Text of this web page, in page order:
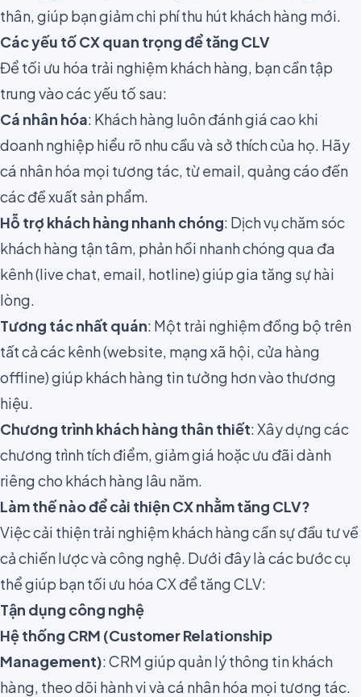
thân, giúp bạn giảm chi phí thu hút khách hàng mới.
Các yếu tố CX quan trọng để tăng CLV
Để tối ưu hóa trải nghiệm khách hàng, bạn cần tập
trung vào các yếu tố sau:
Cá nhân hóa: Khách hàng luôn đánh giá cao khi
doanh nghiệp hiểu rõ nhu cầu và sở thích của họ. Hãy
cá nhân hóa mọi tương tác, từ email, quảng cáo đến
các đề xuất sản phẩm.
Hỗ trợ khách hàng nhanh chóng: Dịch vụ chăm sóc
khách hàng tận tâm, phản hồi nhanh chóng qua đa
kênh (live chat, email, hotline) giúp gia tăng sự hài
lòng.
Tương tác nhất quán: Một trải nghiệm đồng bộ trên
tất cả các kênh (website, mạng xã hội, cửa hàng
offline) giúp khách hàng tin tưởng hơn vào thương
hiệu.
Chương trình khách hàng thân thiết: Xây dựng các
chương trình tích điểm, giảm giá hoặc ưu đãi dành
riêng cho khách hàng lâu năm.
Làm thế nào để cải thiện CX nhằm tăng CLV?
Việc cải thiện trải nghiệm khách hàng cần sự đầu tư về
cả chiến lược và công nghệ. Dưới đây là các bước cụ
thể giúp bạn tối ưu hóa CX để tăng CLV:
Tận dụng công nghệ
Hệ thống CRM (Customer Relationship
Management): CRM giúp quản lý thông tin khách
hàng, theo dõi hành vi và cá nhân hóa mọi tương tác.